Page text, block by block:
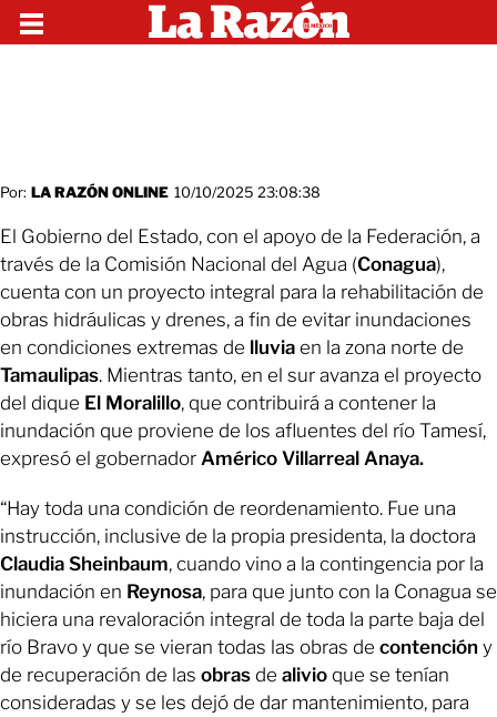
Por: LA RAZÓN ONLINE 10/10/2025 23:08:38
El Gobierno del Estado, con el apoyo de la Federación, a
través de la Comisión Nacional del Agua (Conagua),
cuenta con un proyecto integral para la rehabilitación de
obras hidráulicas y drenes, a fin de evitar inundaciones
en condiciones extremas de lluvia en la zona norte de
Tamaulipas. Mientras tanto, en el sur avanza el proyecto
del dique El Moralillo, que contribuirá a contener la
inundación que proviene de los afluentes del río Tamesí,
expresó el gobernador Américo Villarreal Anaya.
“Hay toda una condición de reordenamiento. Fue una
instrucción, inclusive de la propia presidenta, la doctora
Claudia Sheinbaum, cuando vino a la contingencia por la
inundación en Reynosa, para que junto con la Conagua se
hiciera una revaloración integral de toda la parte baja del
río Bravo y que se vieran todas las obras de contención y
de recuperación de las obras de alivio que se tenían
consideradas y se les dejó de dar mantenimiento, para